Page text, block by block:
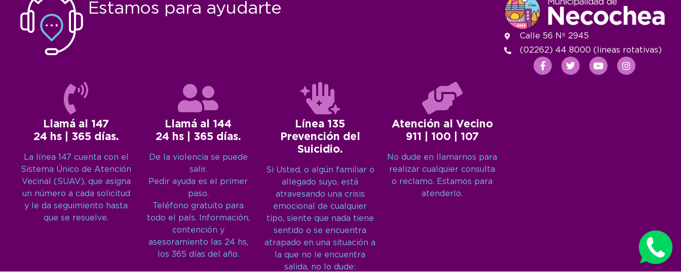
Estamos para ayudarte
Llamá al 147
24 hs | 365 días.
La línea 147 cuenta con el
Sistema Único de Atención
Vecinal (SUAV), que asigna
un número a cada solicitud
y le da seguimiento hasta
que se resuelve.
Llamá al 144
24 hs | 365 días.
De la violencia se puede
salir.
Pedir ayuda es el primer
paso.
Teléfono gratuito para
todo el país. Información,
contención y
asesoramiento las 24 hs,
los 365 días del año.
Línea 135
Prevención del
Suicidio.
Si Usted, o algún familiar o
allegado suyo, está
atravesando una crisis
emocional de cualquier
tipo, siente que nada tiene
sentido o se encuentra
atrapado en una situación a
la que no le encuentra
salida, no lo dude:
Atención al Vecino
911 | 100 | 107
No dude en llamarnos para
realizar cualquier consulta
o reclamo. Estamos para
atenderlo.
Calle 56 Nº 2945
(02262) 44 8000 (lineas rotativas)